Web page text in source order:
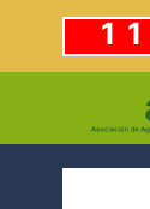
contenido